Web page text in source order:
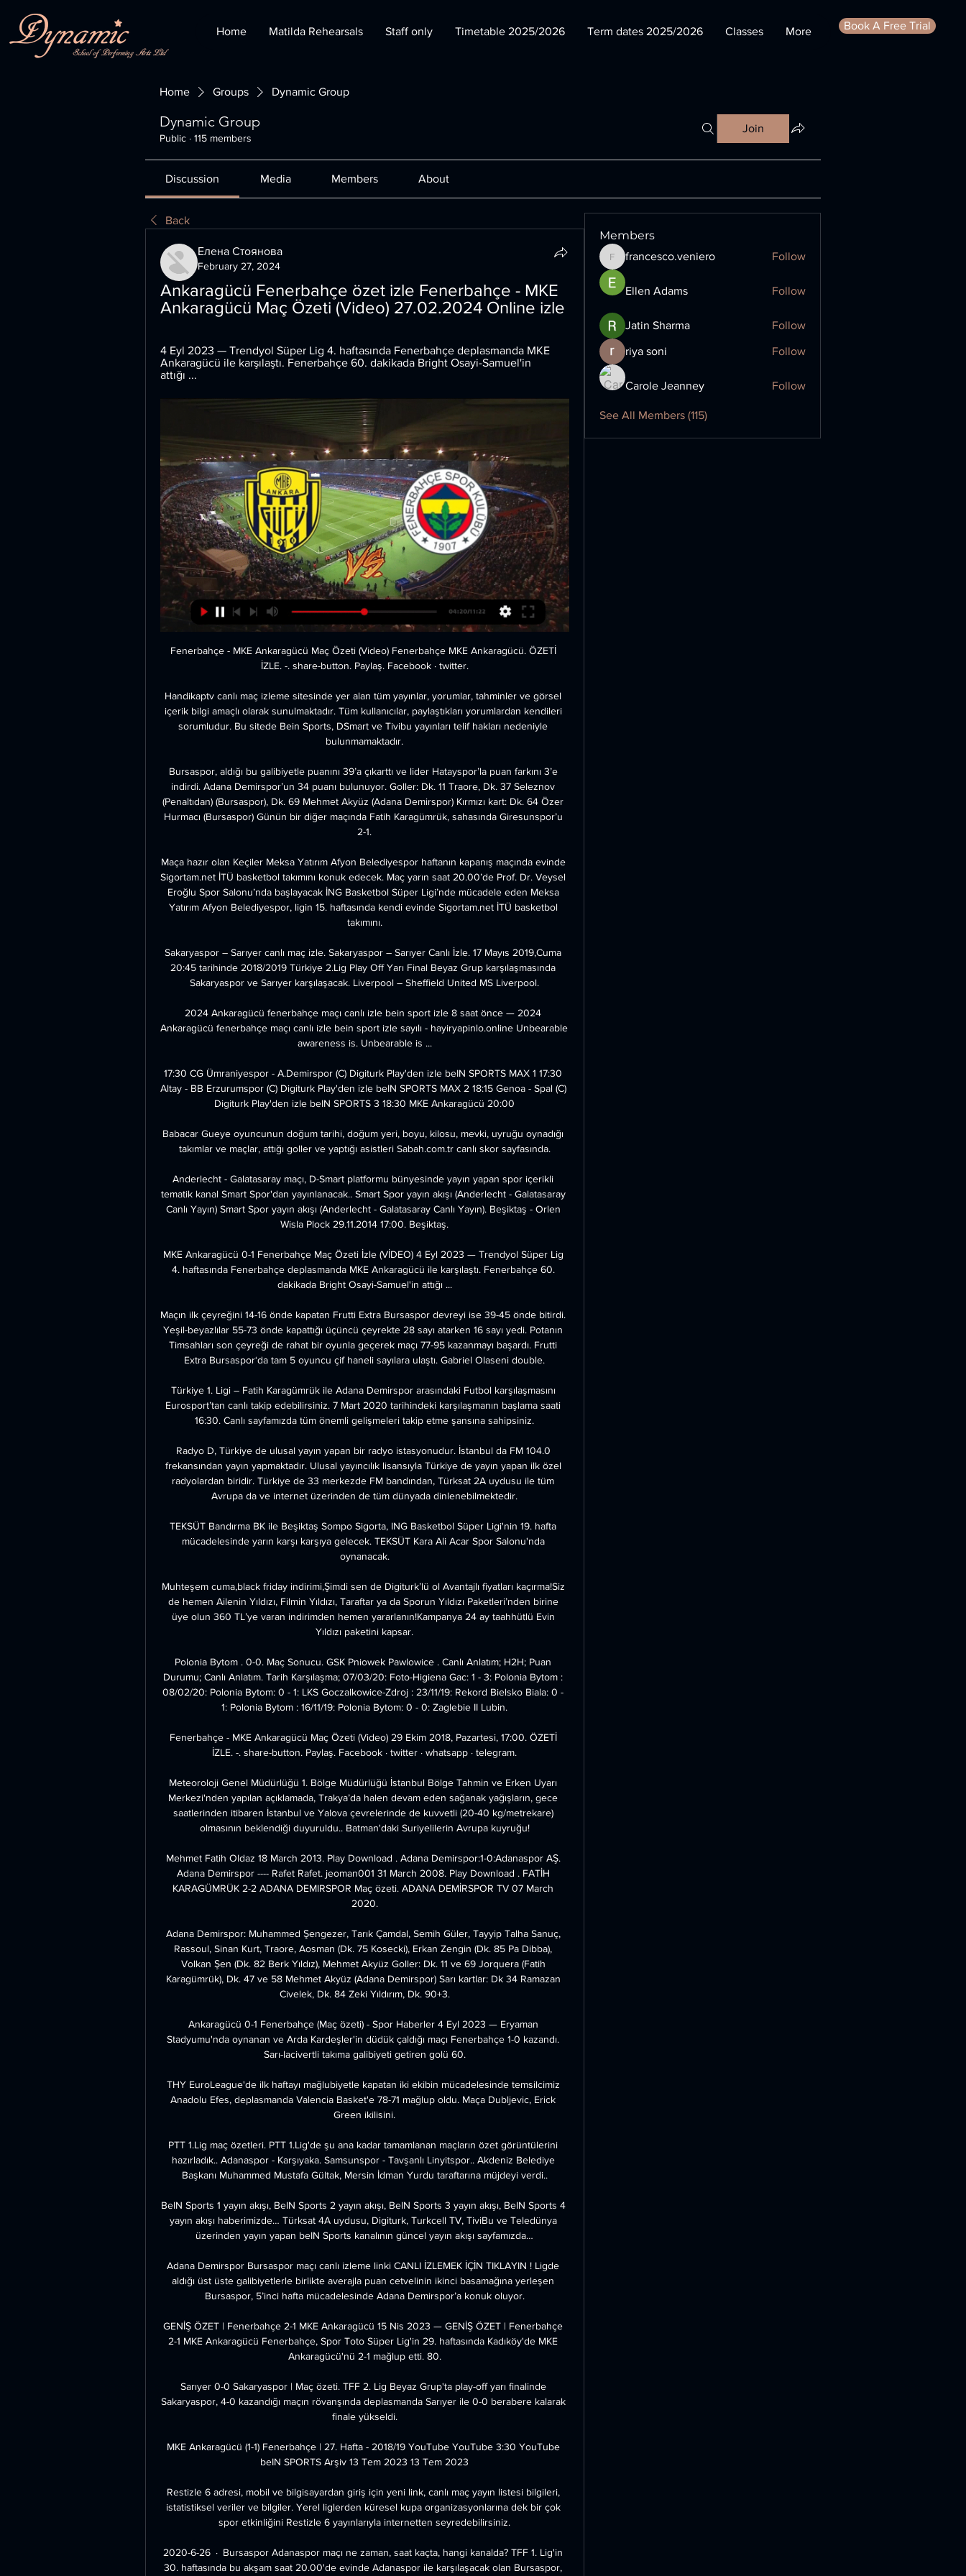
Home Matilda Rehearsals Staff only Timetable 2025/2026 Term dates 2025/2026 Classes More Book A Free Trial
Home Groups Dynamic Group
Dynamic Group
Public · 115 members
Join
Discussion Media Members About
Back
Елена Стоянова
February 27, 2024
Ankaragücü Fenerbahçe özet izle Fenerbahçe - MKE
Ankaragücü Maç Özeti (Video) 27.02.2024 Online izle
4 Eyl 2023 — Trendyol Süper Lig 4. haftasında Fenerbahçe deplasmanda MKE
Ankaragücü ile karşılaştı. Fenerbahçe 60. dakikada Bright Osayi-Samuel'in
attığı ...
Fenerbahçe - MKE Ankaragücü Maç Özeti (Video) Fenerbahçe MKE Ankaragücü. ÖZETİ
İZLE. -. share-button. Paylaş. Facebook · twitter.
Handikaptv canlı maç izleme sitesinde yer alan tüm yayınlar, yorumlar, tahminler ve görsel
içerik bilgi amaçlı olarak sunulmaktadır. Tüm kullanıcılar, paylaştıkları yorumlardan kendileri
sorumludur. Bu sitede Bein Sports, D­Smart ve Tivibu yayınları telif hakları nedeniyle
bulunmamaktadır.
Bursaspor, aldığı bu galibiyetle puanını 39’a çıkarttı ve lider Hatayspor’la puan farkını 3’e
indirdi. Adana Demirspor’un 34 puanı bulunuyor. Goller: Dk. 11 Traore, Dk. 37 Seleznov
(Penaltıdan) (Bursaspor), Dk. 69 Mehmet Akyüz (Adana Demirspor) Kırmızı kart: Dk. 64 Özer
Hurmacı (Bursaspor) Günün bir diğer maçında Fatih Karagümrük, sahasında Giresunspor’u
2-1.
Maça hazır olan Keçiler Meksa Yatırım Afyon Belediyespor haftanın kapanış maçında evinde
Sigortam.net İTÜ basketbol takımını konuk edecek. Maç yarın saat 20.00’de Prof. Dr. Veysel
Eroğlu Spor Salonu’nda başlayacak İNG Basketbol Süper Ligi’nde mücadele eden Meksa
Yatırım Afyon Belediyespor, ligin 15. haftasında kendi evinde Sigortam.net İTÜ basketbol
takımını.
Sakaryaspor – Sarıyer canlı maç izle. Sakaryaspor – Sarıyer Canlı İzle. 17 Mayıs 2019,Cuma
20:45 tarihinde 2018/2019 Türkiye 2.Lig Play Off Yarı Final Beyaz Grup karşılaşmasında
Sakaryaspor ve Sarıyer karşılaşacak. Liverpool – Sheffield United MS Liverpool.
2024 Ankaragücü fenerbahçe maçı canlı izle bein sport izle 8 saat önce — 2024
Ankaragücü fenerbahçe maçı canlı izle bein sport izle sayılı - hayiryapinlo.online Unbearable
awareness is. Unbearable is ...
17:30 CG Ümraniyespor - A.Demirspor (C) Digiturk Play'den izle beIN SPORTS MAX 1 17:30
Altay - BB Erzurumspor (C) Digiturk Play'den izle beIN SPORTS MAX 2 18:15 Genoa - Spal (C)
Digiturk Play'den izle beIN SPORTS 3 18:30 MKE Ankaragücü 20:00
Babacar Gueye oyuncunun doğum tarihi, doğum yeri, boyu, kilosu, mevki, uyruğu oynadığı
takımlar ve maçlar, attığı goller ve yaptığı asistleri Sabah.com.tr canlı skor sayfasında.
Anderlecht - Galatasaray maçı, D-Smart platformu bünyesinde yayın yapan spor içerikli
tematik kanal Smart Spor'dan yayınlanacak.. Smart Spor yayın akışı (Anderlecht - Galatasaray
Canlı Yayın) Smart Spor yayın akışı (Anderlecht - Galatasaray Canlı Yayın). Beşiktaş - Orlen
Wisla Plock 29.11.2014 17:00. Beşiktaş.
MKE Ankaragücü 0-1 Fenerbahçe Maç Özeti İzle (VİDEO) 4 Eyl 2023 — Trendyol Süper Lig
4. haftasında Fenerbahçe deplasmanda MKE Ankaragücü ile karşılaştı. Fenerbahçe 60.
dakikada Bright Osayi-Samuel'in attığı ...
Maçın ilk çeyreğini 14-16 önde kapatan Frutti Extra Bursaspor devreyi ise 39-45 önde bitirdi.
Yeşil-beyazlılar 55-73 önde kapattığı üçüncü çeyrekte 28 sayı atarken 16 sayı yedi. Potanın
Timsahları son çeyreği de rahat bir oyunla geçerek maçı 77-95 kazanmayı başardı. Frutti
Extra Bursaspor‘da tam 5 oyuncu çif haneli sayılara ulaştı. Gabriel Olaseni double.
Türkiye 1. Ligi – Fatih Karagümrük ile Adana Demirspor arasındaki Futbol karşılaşmasını
Eurosport’tan canlı takip edebilirsiniz. 7 Mart 2020 tarihindeki karşılaşmanın başlama saati
16:30. Canlı sayfamızda tüm önemli gelişmeleri takip etme şansına sahipsiniz.
Radyo D, Türkiye de ulusal yayın yapan bir radyo istasyonudur. İstanbul da FM 104.0
frekansından yayın yapmaktadır. Ulusal yayıncılık lisansıyla Türkiye de yayın yapan ilk özel
radyolardan biridir. Türkiye de 33 merkezde FM bandından, Türksat 2A uydusu ile tüm
Avrupa da ve internet üzerinden de tüm dünyada dinlenebilmektedir.
TEKSÜT Bandırma BK ile Beşiktaş Sompo Sigorta, ING Basketbol Süper Ligi'nin 19. hafta
mücadelesinde yarın karşı karşıya gelecek. TEKSÜT Kara Ali Acar Spor Salonu'nda
oynanacak.
Muhteşem cuma,black friday indirimi,Şimdi sen de Digiturk’lü ol Avantajlı fiyatları kaçırma!Siz
de hemen Ailenin Yıldızı, Filmin Yıldızı, Taraftar ya da Sporun Yıldızı Paketleri’nden birine
üye olun 360 TL’ye varan indirimden hemen yararlanın!Kampanya 24 ay taahhütlü Evin
Yıldızı paketini kapsar.
Polonia Bytom . 0-0. Maç Sonucu. GSK Pniowek Pawlowice . Canlı Anlatım; H2H; Puan
Durumu; Canlı Anlatım. Tarih Karşılaşma; 07/03/20: Foto-Higiena Gac: 1 - 3: Polonia Bytom :
08/02/20: Polonia Bytom: 0 - 1: LKS Goczalkowice-Zdroj : 23/11/19: Rekord Bielsko Biala: 0 -
1: Polonia Bytom : 16/11/19: Polonia Bytom: 0 - 0: Zaglebie II Lubin.
Fenerbahçe - MKE Ankaragücü Maç Özeti (Video) 29 Ekim 2018, Pazartesi, 17:00. ÖZETİ
İZLE. -. share-button. Paylaş. Facebook · twitter · whatsapp · telegram.
Meteoroloji Genel Müdürlüğü 1. Bölge Müdürlüğü İstanbul Bölge Tahmin ve Erken Uyarı
Merkezi'nden yapılan açıklamada, Trakya’da halen devam eden sağanak yağışların, gece
saatlerinden itibaren İstanbul ve Yalova çevrelerinde de kuvvetli (20-40 kg/metrekare)
olmasının beklendiği duyuruldu.. Batman'daki Suriyelilerin Avrupa kuyruğu!
Mehmet Fatih Oldaz 18 March 2013. Play Download . Adana Demirspor:1-0:Adanaspor AŞ.
Adana Demirspor ---- Rafet Rafet. jeoman001 31 March 2008. Play Download . FATİH
KARAGÜMRÜK 2-2 ADANA DEMIRSPOR Maç özeti. ADANA DEMİRSPOR TV 07 March
2020.
Adana Demirspor: Muhammed Şengezer, Tarık Çamdal, Semih Güler, Tayyip Talha Sanuç,
Rassoul, Sinan Kurt, Traore, Aosman (Dk. 75 Kosecki), Erkan Zengin (Dk. 85 Pa Dibba),
Volkan Şen (Dk. 82 Berk Yıldız), Mehmet Akyüz Goller: Dk. 11 ve 69 Jorquera (Fatih
Karagümrük), Dk. 47 ve 58 Mehmet Akyüz (Adana Demirspor) Sarı kartlar: Dk 34 Ramazan
Civelek, Dk. 84 Zeki Yıldırım, Dk. 90+3.
Ankaragücü 0-1 Fenerbahçe (Maç özeti) - Spor Haberler 4 Eyl 2023 — Eryaman
Stadyumu'nda oynanan ve Arda Kardeşler'in düdük çaldığı maçı Fenerbahçe 1-0 kazandı.
Sarı-lacivertli takıma galibiyeti getiren golü 60.
THY EuroLeague'de ilk haftayı mağlubiyetle kapatan iki ekibin mücadelesinde temsilcimiz
Anadolu Efes, deplasmanda Valencia Basket'e 78-71 mağlup oldu. Maça Dubljevic, Erick
Green ikilisini.
PTT 1.Lig maç özetleri. PTT 1.Lig'de şu ana kadar tamamlanan maçların özet görüntülerini
hazırladık.. Adanaspor - Karşıyaka. Samsunspor - Tavşanlı Linyitspor.. Akdeniz Belediye
Başkanı Muhammed Mustafa Gültak, Mersin İdman Yurdu taraftarına müjdeyi verdi..
BeIN Sports 1 yayın akışı, BeIN Sports 2 yayın akışı, BeIN Sports 3 yayın akışı, BeIN Sports 4
yayın akışı haberimizde… Türksat 4A uydusu, Digiturk, Turkcell TV, TiviBu ve Teledünya
üzerinden yayın yapan beIN Sports kanalının güncel yayın akışı sayfamızda…
Adana Demirspor Bursaspor maçı canlı izleme linki CANLI İZLEMEK İÇİN TIKLAYIN ! Ligde
aldığı üst üste galibiyetlerle birlikte averajla puan cetvelinin ikinci basamağına yerleşen
Bursaspor, 5’inci hafta mücadelesinde Adana Demirspor’a konuk oluyor.
GENİŞ ÖZET | Fenerbahçe 2-1 MKE Ankaragücü 15 Nis 2023 — GENİŞ ÖZET | Fenerbahçe
2-1 MKE Ankaragücü Fenerbahçe, Spor Toto Süper Lig'in 29. haftasında Kadıköy'de MKE
Ankaragücü'nü 2-1 mağlup etti. 80.
Sarıyer 0-0 Sakaryaspor | Maç özeti. TFF 2. Lig Beyaz Grup'ta play-off yarı finalinde
Sakaryaspor, 4-0 kazandığı maçın rövanşında deplasmanda Sarıyer ile 0-0 berabere kalarak
finale yükseldi.
MKE Ankaragücü (1-1) Fenerbahçe | 27. Hafta - 2018/19 YouTube YouTube 3:30 YouTube
beIN SPORTS Arşiv 13 Tem 2023 13 Tem 2023
Restizle 6 adresi, mobil ve bilgisayardan giriş için yeni link, canlı maç yayın listesi bilgileri,
istatistiksel veriler ve bilgiler. Yerel liglerden küresel kupa organizasyonlarına dek bir çok
spor etkinliğini Restizle 6 yayınlarıyla internetten seyredebilirsiniz.
2020-6-26 · Bursaspor Adanaspor maçı ne zaman, saat kaçta, hangi kanalda? TFF 1. Lig'in
30. haftasında bu akşam saat 20.00'de evinde Adanaspor ile karşılaşacak olan Bursaspor,
Members
francesco.veniero
francesco.veniero Follow
Ellen Adams Follow
Jatin Sharma Follow
riya soni Follow
Carole Jeanney Follow
See All Members (115)